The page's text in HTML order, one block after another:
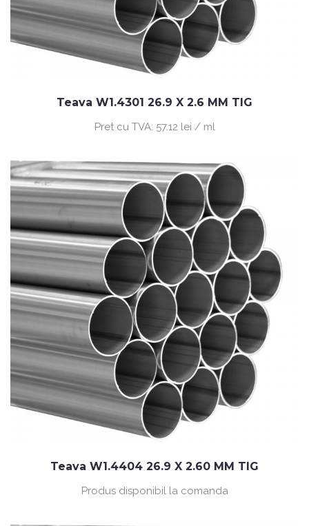
Teava W1.4301 26.9 X 2.6 MM TIG
Pret cu TVA: 57.12 lei / ml
Teava W1.4404 26.9 X 2.60 MM TIG
Produs disponibil la comanda